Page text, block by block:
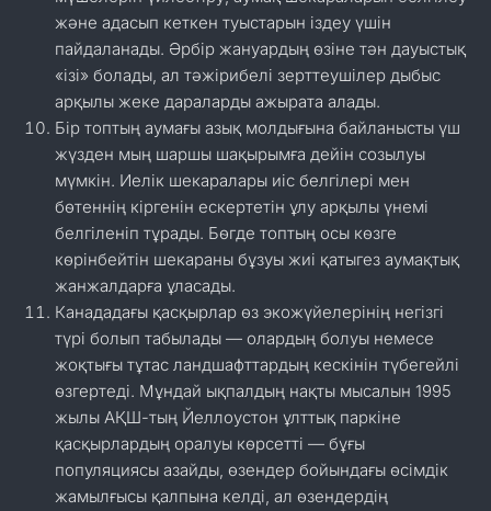
және адасып кеткен туыстарын іздеу үшін
пайдаланады. Әрбір жануардың өзіне тән дауыстық
«ізі» болады, ал тәжірибелі зерттеушілер дыбыс
арқылы жеке дараларды ажырата алады.
Бір топтың аумағы азық молдығына байланысты үш
жүзден мың шаршы шақырымға дейін созылуы
мүмкін. Иелік шекаралары иіс белгілері мен
бөтеннің кіргенін ескертетін ұлу арқылы үнемі
белгіленіп тұрады. Бөгде топтың осы көзге
көрінбейтін шекараны бұзуы жиі қатыгез аумақтық
жанжалдарға ұласады.
Канададағы қасқырлар өз экожүйелерінің негізгі
түрі болып табылады — олардың болуы немесе
жоқтығы тұтас ландшафттардың кескінін түбегейлі
өзгертеді. Мұндай ықпалдың нақты мысалын 1995
жылы АҚШ-тың Йеллоустон ұлттық паркіне
қасқырлардың оралуы көрсетті — бұғы
популяциясы азайды, өзендер бойындағы өсімдік
жамылғысы қалпына келді, ал өзендердің